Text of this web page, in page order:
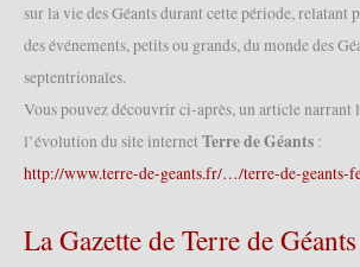
sur la vie des Géants durant cette période, relatant
des événements, petits ou grands, du monde des
septentrionales.
Vous pouvez découvrir ci-après, un article narrant
l’évolution du site internet Terre de Géants :
http://www.terre-de-geants.fr/…/terre-de-
La Gazette de Terre de Géants